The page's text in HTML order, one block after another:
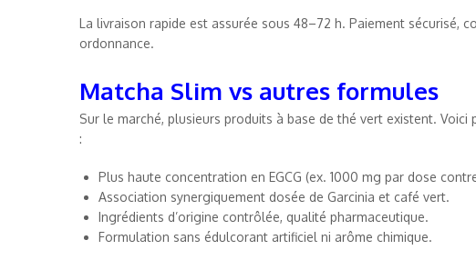
La livraison rapide est assurée sous 48–72 h. Paiement sécurisé,
ordonnance.
Matcha Slim vs autres formules
Sur le marché, plusieurs produits à base de thé vert existent.
:
Plus haute concentration en EGCG (ex. 1000 mg par dose
Association synergiquement dosée de Garcinia et café vert.
Ingrédients d’origine contrôlée, qualité pharmaceutique.
Formulation sans édulcorant artificiel ni arôme chimique.